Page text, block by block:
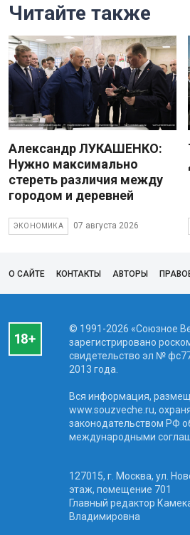
Читайте также
Александр ЛУКАШЕНКО:
Нужно максимально
стереть различия между
городом и деревней
ЭКОНОМИКА 07 августа 2026
О САЙТЕ КОНТАКТЫ АВТОРЫ
© 1991-2026 «Союзное
зарегистрировано
свидетельство эл №
2013 года.
Вся информация,
www.souzveche.ru,
законодательством РФ
международными
127015, г. Москва, ул.
этаж, помещение 701
Главный редактор
Владимировна